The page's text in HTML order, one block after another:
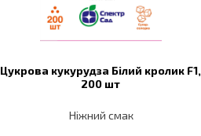
Цукрова кукурудза Білий кролик F1,
200 шт
Ніжний смак